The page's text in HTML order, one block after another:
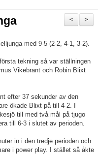
>
<
med 9-5 (2-2, 4-1, 3-2).
tekning så var ställningen
Vikebrant och Robin Blixt
efter 37 sekunder av den
ökade Blixt på till 4-2. I
till med två mål på tjugo
till 6-3 i slutet av perioden.
in i den tredje perioden och
i power play. I stället så åkte